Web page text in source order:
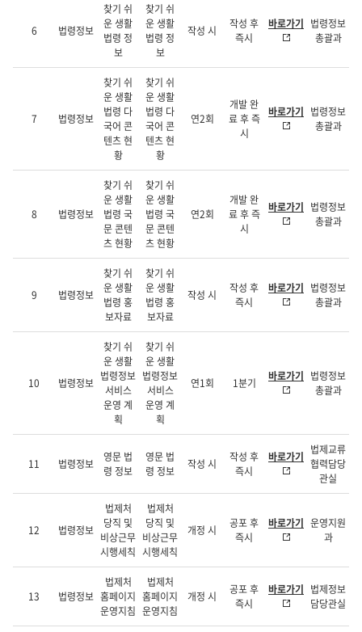
6 법령정보
찾기 쉬
운 생활
법령 정
보
찾기 쉬
운 생활
법령 정
보
작성 시
작성 후
즉시
바로가기 법령정보
총괄과
7 법령정보
찾기 쉬
운 생활
법령 다
국어 콘
텐츠 현
황
찾기 쉬
운 생활
법령 다
국어 콘
텐츠 현
황
연2회
개발 완
료 후 즉
시
바로가기 법령정보
총괄과
8 법령정보
찾기 쉬
운 생활
법령 국
문 콘텐
츠 현황
찾기 쉬
운 생활
법령 국
문 콘텐
츠 현황
연2회
개발 완
료 후 즉
시
바로가기 법령정보
총괄과
9 법령정보
찾기 쉬
운 생활
법령 홍
보자료
찾기 쉬
운 생활
법령 홍
보자료
작성 시
작성 후
즉시
바로가기 법령정보
총괄과
10 법령정보
찾기 쉬
운 생활
법령정보
서비스
운영 계
획
찾기 쉬
운 생활
법령정보
서비스
운영 계
획
연1회 1분기 바로가기 법령정보
총괄과
11 법령정보
영문 법
령 정보
영문 법
령 정보
작성 시
작성 후
즉시
바로가기 법제교류
협력담당
관실
12 법령정보
법제처
당직 및
비상근무
시행세칙
법제처
당직 및
비상근무
시행세칙
개정 시
공포 후
즉시
바로가기 운영지원
과
13 법령정보
법제처
홈페이지
운영지침
법제처
홈페이지
운영지침
개정 시
공포 후
즉시
바로가기 법제정보
담당관실